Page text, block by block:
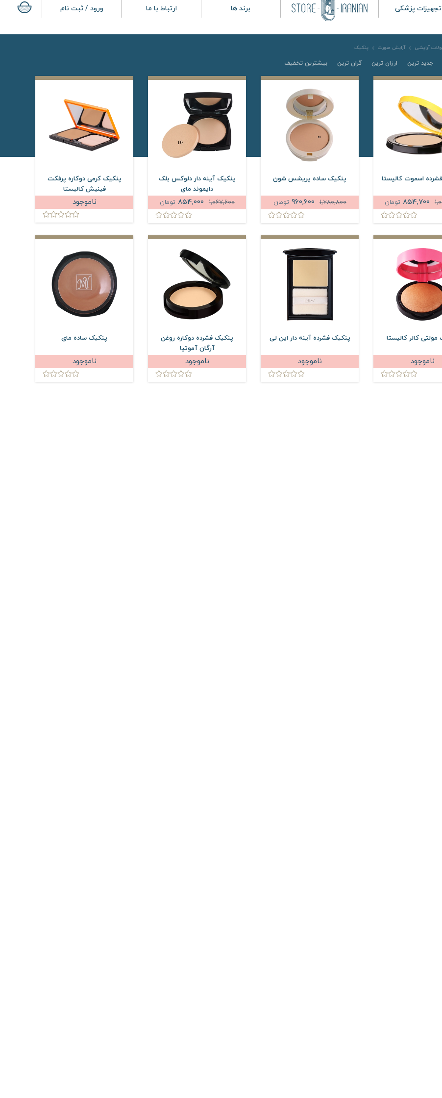
تجهیزات پزشکی برند ها ارتباط با ما ورود / ثبت نام
آرایشی آرایش صورت پنکیک
جدید ترین ارزان ترین گران ترین بیشترین تخفیف
اسموت کالیستا
تومان
پنکیک ساده پریشس شون
1,280,800 تومان
پنکیک آینه دار دلوکس بلک
دایموند مای
1,067,600
تومان
پنکیک کرمی دوکاره پرفکت
فینیش کالیستا
ناموجود
کالر کالیستا
ناموجود
پنکیک فشرده آینه دار این لی
ناموجود
پنکیک فشرده دوکاره روغن
آرگان آموتیا
ناموجود
پنکیک ساده مای
ناموجود